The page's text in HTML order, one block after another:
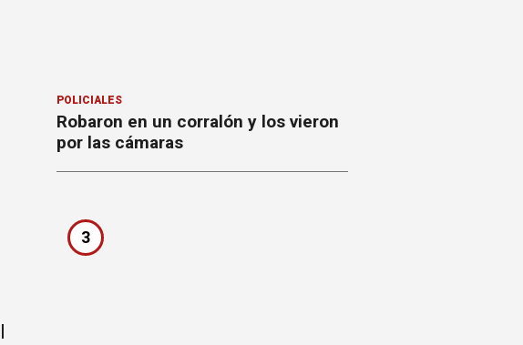
POLICIALES
Robaron en un corralón y los vieron
por las cámaras
3